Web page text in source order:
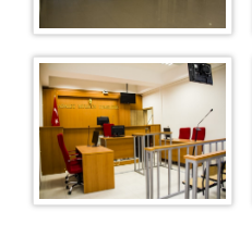
3. Sulh Hukuk Mahkemesi
Kadastro Mahkemesi
İcra Hukuk Mahkemesi
İcra Daireleri
İcra Dairesi